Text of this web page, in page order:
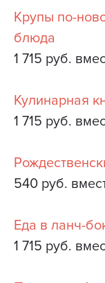
Крупы по-
блюда
1 715 руб.
Кулинарная
1 715 руб.
540 руб.
Еда в ланч-
1 715 руб.